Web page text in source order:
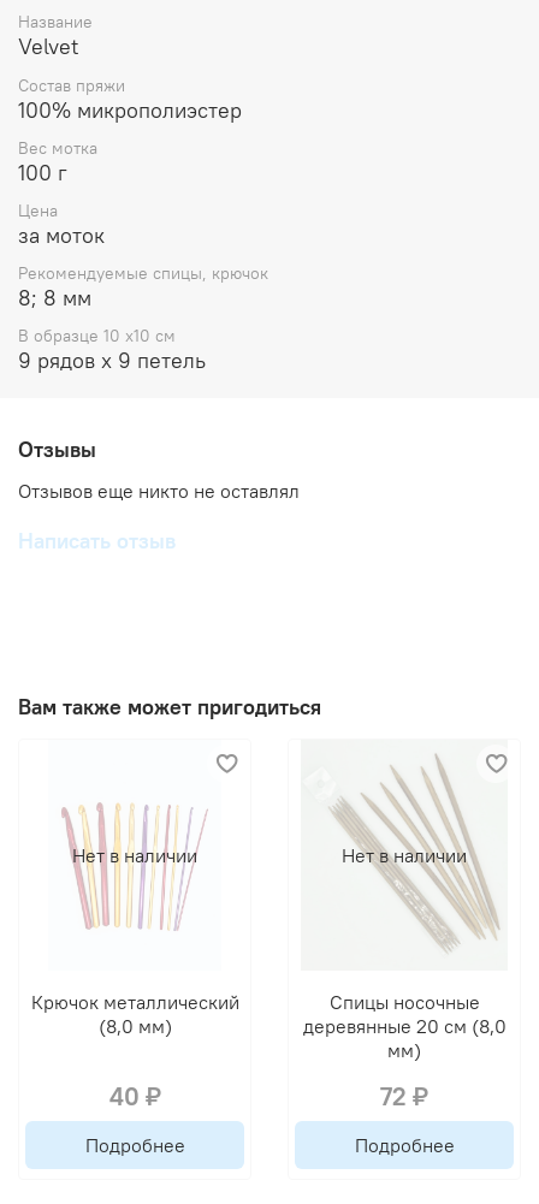
Название
Velvet
Состав пряжи
100% микрополиэстер
Вес мотка
100 г
Цена
за моток
Рекомендуемые спицы, крючок
8; 8 мм
В образце 10 x10 см
9 рядов х 9 петель
Отзывы
Отзывов еще никто не оставлял
Написать отзыв
Вам также может пригодиться
Нет в наличии
Крючок металлический
(8,0 мм)
40 ₽
Подробнее
Нет в наличии
Спицы носочные
деревянные 20 см (8,0
мм)
72 ₽
Подробнее